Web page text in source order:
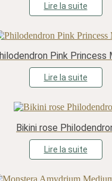
Lire la suite
Pink Princess
Lire la suite
Bikini rose
Lire la suite